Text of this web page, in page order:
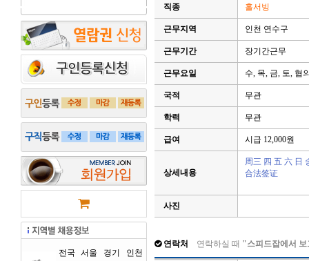
전국 서울 경기
인천
직종 홀서빙
근무지역 인천 연수구
근무기간 장기간근무
근무요일 수, 목, 금, 토, 협
국적 무관
학력 무관
급여 시급 12,000원
상세내용
周三 四 五 六 日
合法签证
사진
연락처 연락하실 때 "스피드잡에서